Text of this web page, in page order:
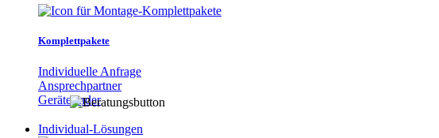
Komplettpakete
Individuelle Anfrage
Ansprechpartner
Gerätefinder
Individual-Lösungen